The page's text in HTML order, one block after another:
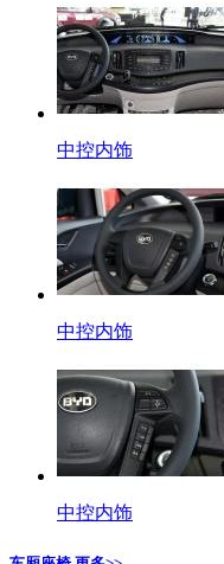
中控内饰
中控内饰
中控内饰